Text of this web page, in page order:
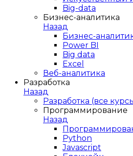
Big-data
Бизнес-аналитика
Назад
Бизнес-
Power BI
Big data
Excel
Веб-аналитика
Разработка
Назад
Разработка (все
Программирование
Назад
Python
Javascript